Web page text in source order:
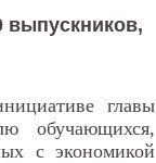
выпускников,
главы
обучающихся,
с экономикой